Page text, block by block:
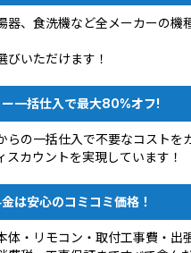
器、食洗機など全メーカーの機
びいただけます！
一括仕入で最大80%オフ!
らの一括仕入で不要なコストを
スカウントを実現しています！
は安心のコミコミ価格！
体・リモコン・取付工事費・出